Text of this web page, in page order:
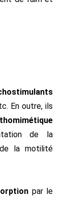
En outre, ils
de la
la motilité
par le